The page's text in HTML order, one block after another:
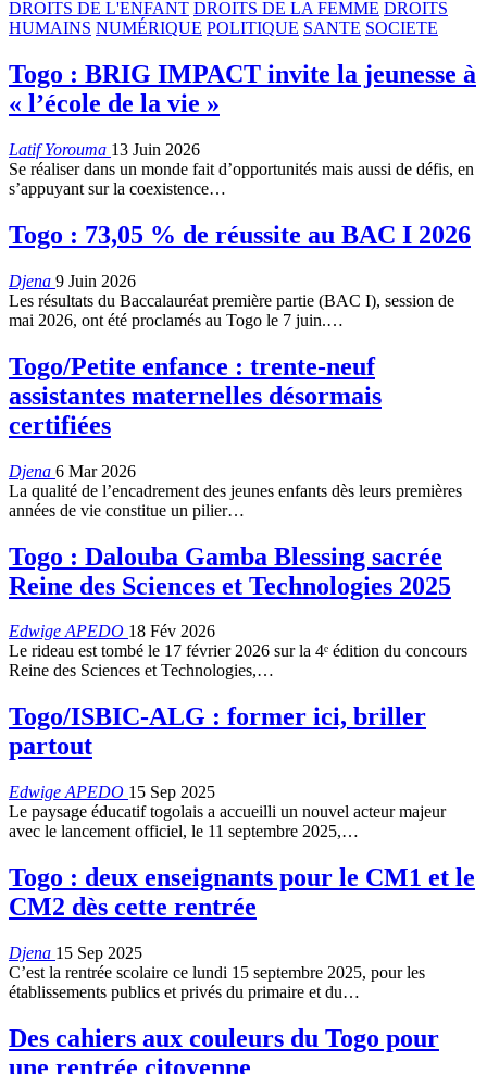
DROITS DE L'ENFANT DROITS DE LA FEMME DROITS
HUMAINS NUMÉRIQUE POLITIQUE SANTE SOCIETE
Togo : BRIG IMPACT invite la jeunesse à
« l’école de la vie »
Latif Yorouma 13 Juin 2026
Se réaliser dans un monde fait d’opportunités mais aussi de défis, en
s’appuyant sur la coexistence…
Togo : 73,05 % de réussite au BAC I 2026
Djena 9 Juin 2026
Les résultats du Baccalauréat première partie (BAC I), session de
mai 2026, ont été proclamés au Togo le 7 juin.…
Togo/Petite enfance : trente-neuf
assistantes maternelles désormais
certifiées
Djena 6 Mar 2026
La qualité de l’encadrement des jeunes enfants dès leurs premières
années de vie constitue un pilier…
Togo : Dalouba Gamba Blessing sacrée
Reine des Sciences et Technologies 2025
Edwige APEDO 18 Fév 2026
Le rideau est tombé le 17 février 2026 sur la 4ᵉ édition du concours
Reine des Sciences et Technologies,…
Togo/ISBIC-ALG : former ici, briller
partout
Edwige APEDO 15 Sep 2025
Le paysage éducatif togolais a accueilli un nouvel acteur majeur
avec le lancement officiel, le 11 septembre 2025,…
Togo : deux enseignants pour le CM1 et le
CM2 dès cette rentrée
Djena 15 Sep 2025
C’est la rentrée scolaire ce lundi 15 septembre 2025, pour les
établissements publics et privés du primaire et du…
Des cahiers aux couleurs du Togo pour
une rentrée citoyenne